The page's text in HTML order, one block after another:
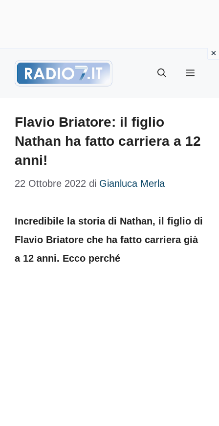
Menu
Flavio Briatore: il figlio
Nathan ha fatto carriera a 12
anni!
22 Ottobre 2022 di Gianluca Merla
Incredibile la storia di Nathan, il figlio di
Flavio Briatore che ha fatto carriera già
a 12 anni. Ecco perché